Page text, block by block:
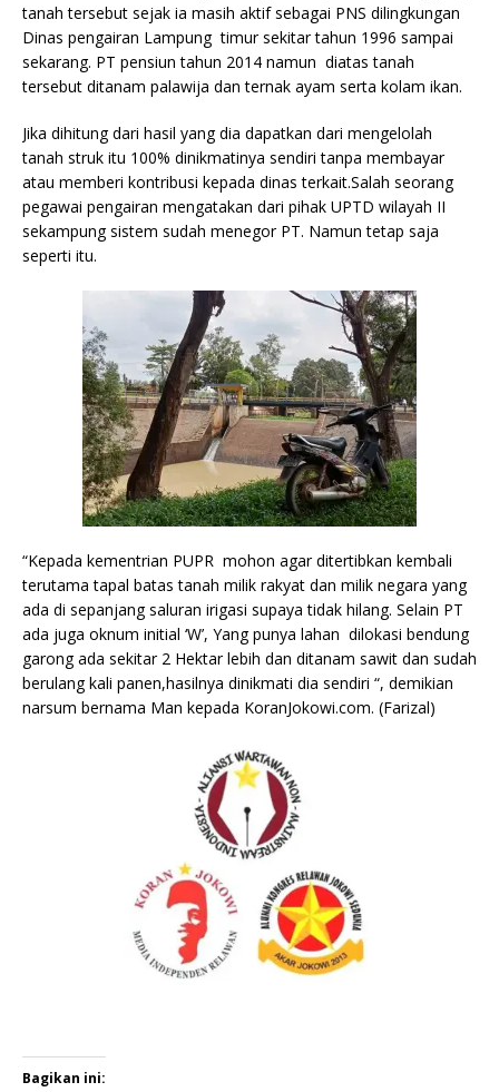
tanah tersebut sejak ia masih aktif sebagai PNS dilingkungan
Dinas pengairan Lampung timur sekitar tahun 1996 sampai
sekarang. PT pensiun tahun 2014 namun diatas tanah
tersebut ditanam palawija dan ternak ayam serta kolam ikan.
Jika dihitung dari hasil yang dia dapatkan dari mengelolah
tanah struk itu 100% dinikmatinya sendiri tanpa membayar
atau memberi kontribusi kepada dinas terkait.Salah seorang
pegawai pengairan mengatakan dari pihak UPTD wilayah II
sekampung sistem sudah menegor PT. Namun tetap saja
seperti itu.
“Kepada kementrian PUPR mohon agar ditertibkan kembali
terutama tapal batas tanah milik rakyat dan milik negara yang
ada di sepanjang saluran irigasi supaya tidak hilang. Selain PT
ada juga oknum initial ‘W’, Yang punya lahan dilokasi bendung
garong ada sekitar 2 Hektar lebih dan ditanam sawit dan sudah
berulang kali panen,hasilnya dinikmati dia sendiri “, demikian
narsum bernama Man kepada KoranJokowi.com. (Farizal)
Bagikan ini: